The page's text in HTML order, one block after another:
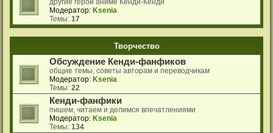
другие герои аниме Кенди-Кенди
Модератор: Ksenia
Темы: 17
Творчество
Обсуждение Кенди-фанфиков
общие темы, советы авторам и переводчикам
Модератор: Ksenia
Темы: 22
Кенди-фанфики
пишем, читаем и делимся впечатлениями
Модератор: Ksenia
Темы: 134